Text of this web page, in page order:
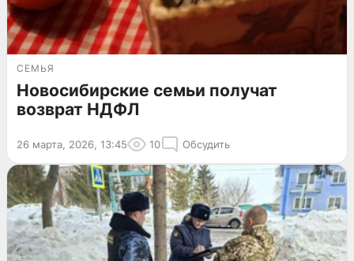
СЕМЬЯ
Новосибирские семьи получат
возврат НДФЛ
26 марта, 2026, 13:45 10 Обсудить